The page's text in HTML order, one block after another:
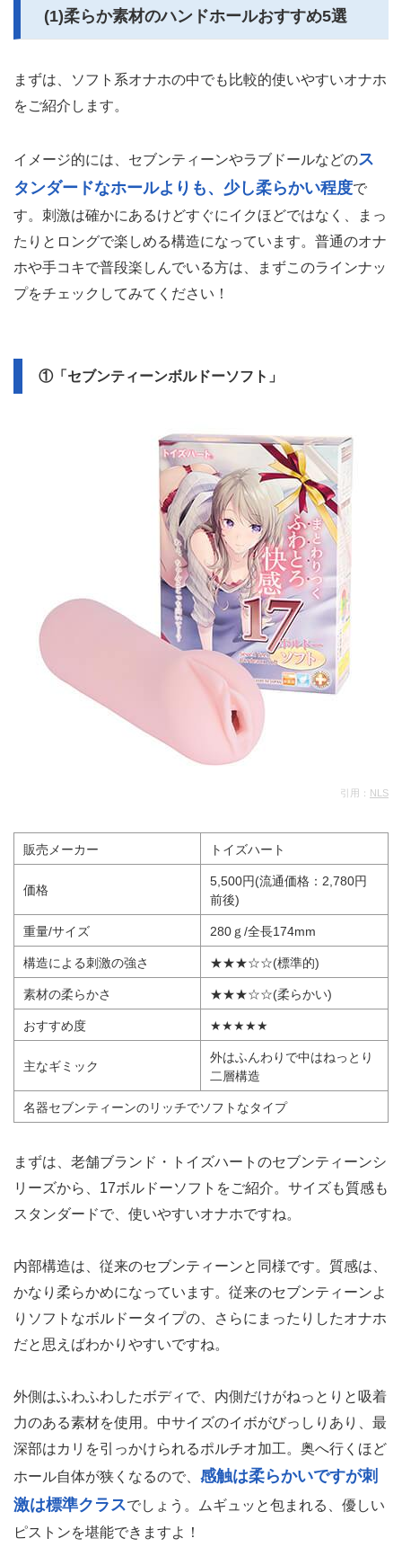
(1)柔らか素材のハンドホールおすすめ5選
まずは、ソフト系オナホの中でも比較的使いやすいオナホ
をご紹介します。
イメージ的には、セブンティーンやラブドールなどのス
タンダードなホールよりも、少し柔らかい程度で
す。刺激は確かにあるけどすぐにイクほどではなく、まっ
たりとロングで楽しめる構造になっています。普通のオナ
ホや手コキで普段楽しんでいる方は、まずこのラインナッ
プをチェックしてみてください！
①「セブンティーンボルドーソフト」
引用： NLS
販売メーカー トイズハート
価格
5,500円(流通価格：2,780円
前後)
重量/サイズ 280ｇ/全長174mm
構造による刺激の強さ ★★★☆☆(標準的)
素材の柔らかさ ★★★☆☆(柔らかい)
おすすめ度 ★★★★★
主なギミック
外はふんわりで中はねっとり
二層構造
名器セブンティーンのリッチでソフトなタイプ
まずは、老舗ブランド・トイズハートのセブンティーンシ
リーズから、17ボルドーソフトをご紹介。サイズも質感も
スタンダードで、使いやすいオナホですね。
内部構造は、従来のセブンティーンと同様です。質感は、
かなり柔らかめになっています。従来のセブンティーンよ
りソフトなボルドータイプの、さらにまったりしたオナホ
だと思えばわかりやすいですね。
外側はふわふわしたボディで、内側だけがねっとりと吸着
力のある素材を使用。中サイズのイボがびっしりあり、最
深部はカリを引っかけられるポルチオ加工。奥へ行くほど
ホール自体が狭くなるので、 感触は柔らかいですが刺
激は標準クラスでしょう。ムギュッと包まれる、優しい
ピストンを堪能できますよ！